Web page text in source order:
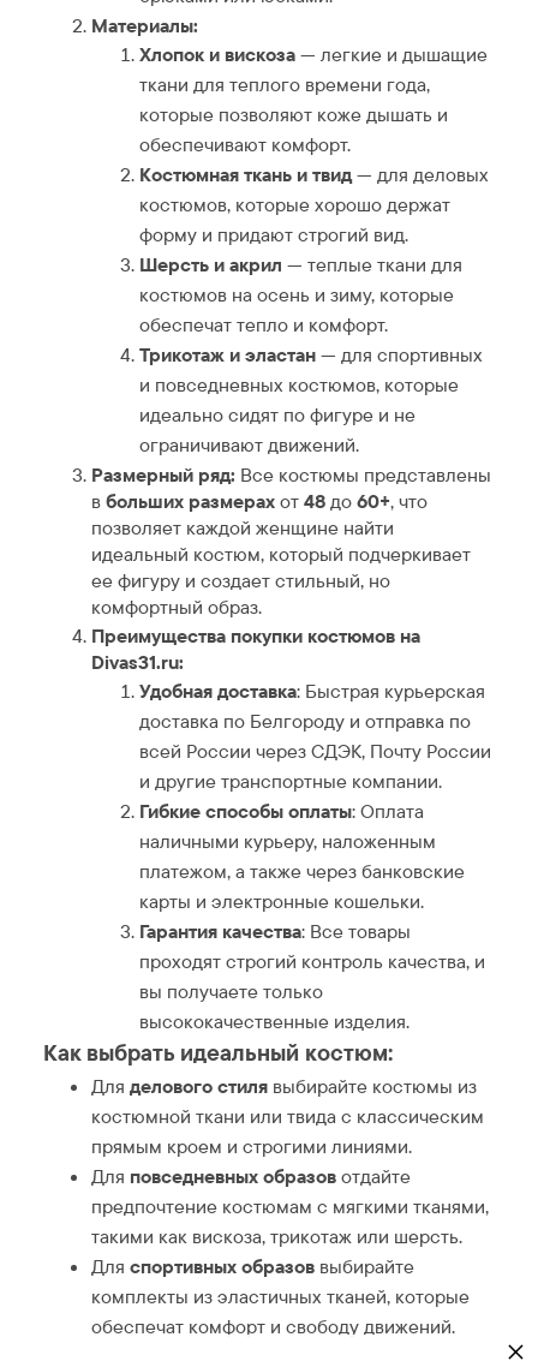
Материалы:
Хлопок и вискоза— легкие и дышащие
ткани для теплого времени года,
которые позволяют коже дышать и
обеспечивают комфорт.
Костюмная ткань и твид— для деловых
костюмов, которые хорошо держат
форму и придают строгий вид.
Шерсть и акрил — теплые ткани для
костюмов на осень и зиму, которые
обеспечат тепло и комфорт.
Трикотаж и эластан— для спортивных
и повседневных костюмов, которые
идеально сидят по фигуре и не
ограничивают движений.
Размерный ряд: Все костюмы представлены
вбольших размерахот48до60+, что
позволяет каждой женщине найти
идеальный костюм, который подчеркивает
ее фигуру и создает стильный, но
комфортный образ.
Преимущества покупки костюмов на
Divas31.ru:
Удобная доставка: Быстрая курьерская
доставка по Белгороду и отправка по
всей России через СДЭК, Почту России
и другие транспортные компании.
Гибкие способы оплаты: Оплата
наличными курьеру, наложенным
платежом, а также через банковские
карты и электронные кошельки.
Гарантия качества: Все товары
проходят строгий контроль качества, и
вы получаете только
высококачественные изделия.
Как выбрать идеальный костюм:
Для делового стиля выбирайте костюмы из
костюмной ткани или твида с классическим
прямым кроем и строгими линиями.
Для повседневных образовотдайте
предпочтение костюмам с мягкими тканями,
такими как вискоза, трикотаж или шерсть.
Для спортивных образов выбирайте
комплекты из эластичных тканей, которые
обеспечат комфорт и свободу движений.
×